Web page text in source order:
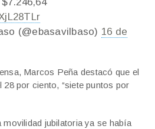
(@ebasavilbaso) 16 de
Marcos Peña destacó que el
28 por ciento, “siete puntos por
movilidad jubilatoria ya se había